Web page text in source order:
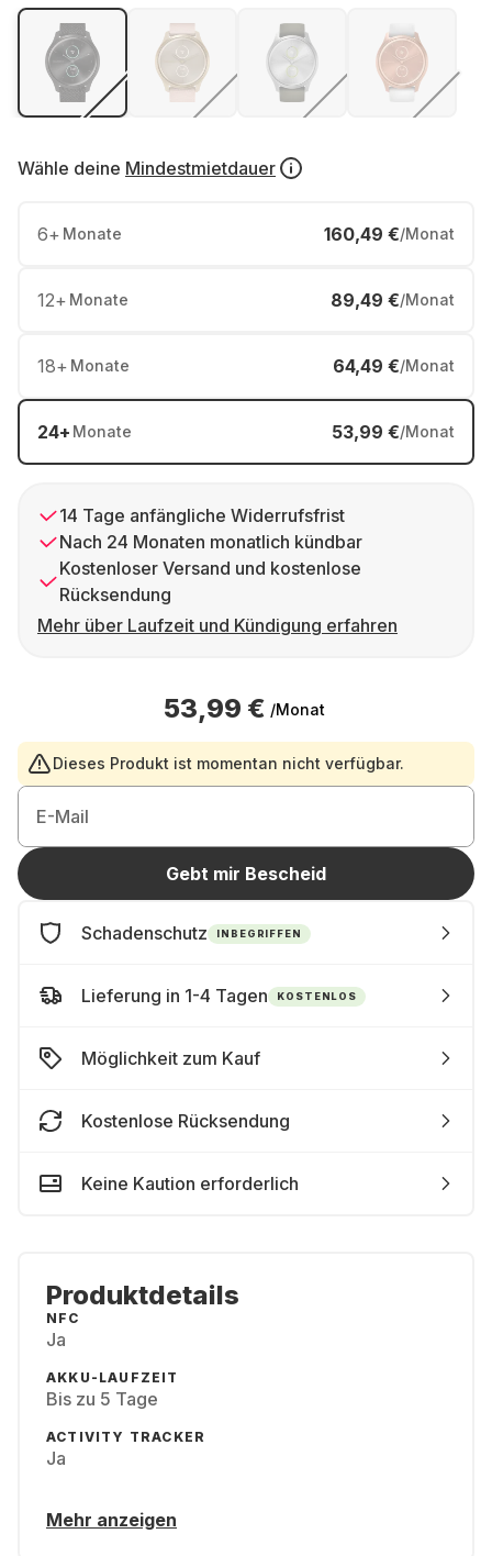
Wähle deine Mindestmietdauer
6+ Monate 160,49 €/Monat
12+ Monate 89,49 €/Monat
18+ Monate 64,49 €/Monat
24+ Monate 53,99 €/Monat
14 Tage anfängliche Widerrufsfrist
Nach 24 Monaten monatlich kündbar
Kostenloser Versand und kostenlose
Rücksendung
Mehr über Laufzeit und Kündigung erfahren
53,99 € /Monat
Dieses Produkt ist momentan nicht verfügbar.
E-Mail
Gebt mir Bescheid
Schadenschutz INBEGRIFFEN
Lieferung in 1-4 Tagen KOSTENLOS
Möglichkeit zum Kauf
Kostenlose Rücksendung
Keine Kaution erforderlich
Produktdetails
NFC
Ja
AKKU-LAUFZEIT
Bis zu 5 Tage
ACTIVITY TRACKER
Ja
Mehr anzeigen